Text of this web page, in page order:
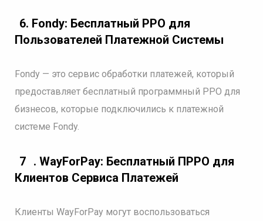
6. Fondy: Бесплатный РРО для
Пользователей Платежной Системы
Fondy — это сервис обработки платежей, который
предоставляет бесплатный программный РРО для
бизнесов, которые подключились к платежной
системе Fondy.
7
. WayForPay: Бесплатный ПРРО для
Клиентов Сервиса Платежей
Клиенты WayForPay могут воспользоваться